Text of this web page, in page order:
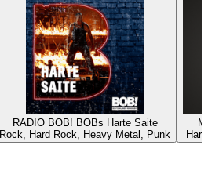
RADIO BOB! BOBs Harte Saite
Rock, Hard Rock, Heavy Metal, Punk